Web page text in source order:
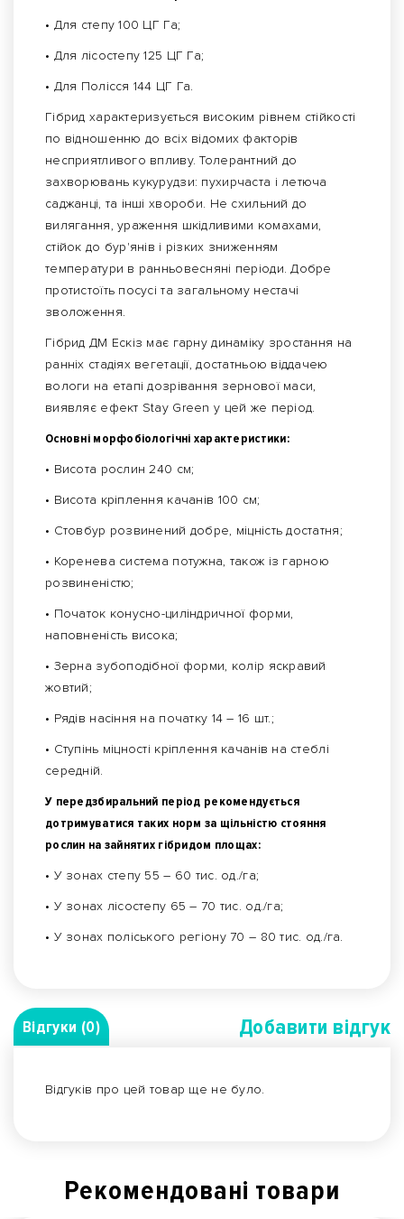
• Для степу 100 ЦГ Га;
• Для лісостепу 125 ЦГ Га;
• Для Полісся 144 ЦГ Га.
Гібрид характеризується високим рівнем стійкості
по відношенню до всіх відомих факторів
несприятливого впливу. Толерантний до
захворювань кукурудзи: пухирчаста і летюча
саджанці, та інші хвороби. Не схильний до
вилягання, ураження шкідливими комахами,
стійок до бур'янів і різких зниженням
температури в ранньовесняні періоди. Добре
протистоїть посусі та загальному нестачі
зволоження.
Гібрид ДМ Ескіз має гарну динаміку зростання на
ранніх стадіях вегетації, достатньою віддачею
вологи на етапі дозрівання зернової маси,
виявляє ефект Stay Green у цей же період.
Основні морфобіологічні характеристики:
• Висота рослин 240 см;
• Висота кріплення качанів 100 см;
• Стовбур розвинений добре, міцність достатня;
• Коренева система потужна, також із гарною
розвиненістю;
• Початок конусно-циліндричної форми,
наповненість висока;
• Зерна зубоподібної форми, колір яскравий
жовтий;
• Рядів насіння на початку 14 – 16 шт.;
• Ступінь міцності кріплення качанів на стеблі
середній.
У передзбиральний період рекомендується
дотримуватися таких норм за щільністю стояння
рослин на зайнятих гібридом площах:
• У зонах степу 55 – 60 тис. од./га;
• У зонах лісостепу 65 – 70 тис. од./га;
• У зонах поліського регіону 70 – 80 тис. од./га.
Відгуки (0) Добавити вiдгук
Відгуків про цей товар ще не було.
Рекомендованi товари